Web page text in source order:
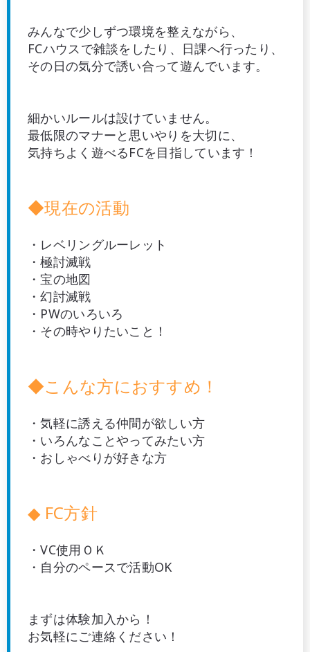
みんなで少しずつ環境を整えながら、
FCハウスで雑談をしたり、日課へ行ったり、
その日の気分で誘い合って遊んでいます。
細かいルールは設けていません。
最低限のマナーと思いやりを大切に、
気持ちよく遊べるFCを目指しています！
◆現在の活動
・レベリングルーレット
・極討滅戦
・宝の地図
・幻討滅戦
・PWのいろいろ
・その時やりたいこと！
◆こんな方におすすめ！
・気軽に誘える仲間が欲しい方
・いろんなことやってみたい方
・おしゃべりが好きな方
◆ FC方針
・VC使用ＯＫ
・自分のペースで活動OK
まずは体験加入から！
お気軽にご連絡ください！